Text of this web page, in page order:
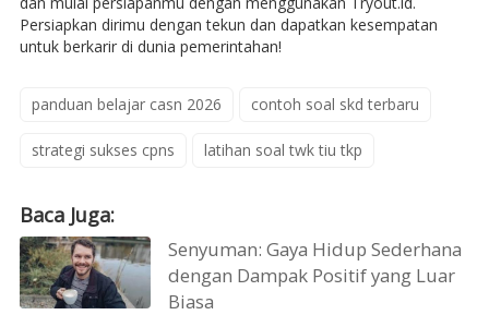
Persiapkan dirimu dengan tekun dan dapatkan kesempatan
untuk berkarir di dunia pemerintahan!
panduan belajar casn 2026 contoh soal skd terbaru
strategi sukses cpns latihan soal twk tiu tkp
Baca Juga:
Senyuman: Gaya Hidup Sederhana
dengan Dampak Positif yang Luar
Biasa